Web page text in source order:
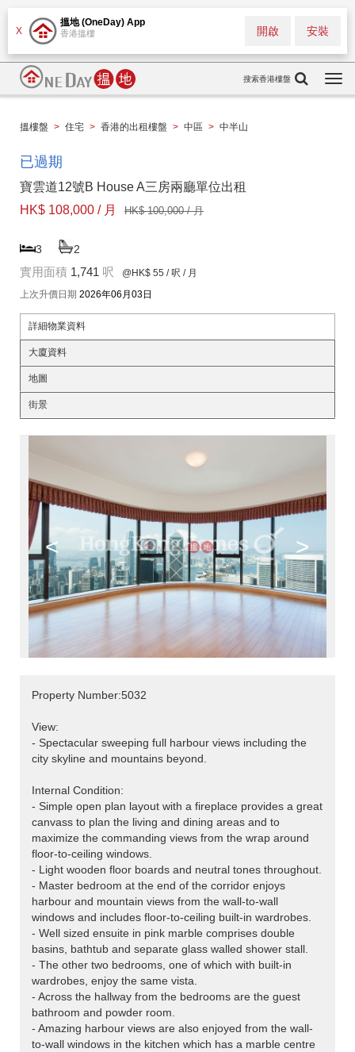
X
搵地 (OneDay) App
香港搵樓 安裝
開啟
搜索香港樓盤
搵樓盤 > 住宅 > 香港的出租樓盤 > 中區 > 中半山
已過期
寶雲道12號B House A三房兩廳單位出租
HK$ 108,000 / 月
HK$ 100,000 / 月
3 2
實用面積 1,741 呎 @HK$ 55 / 呎 / 月
上次升價日期 2026年06月03日
詳細物業資料
大廈資料
地圖
街景
< >
Property Number:5032
View:
- Spectacular sweeping full harbour views including the
city skyline and mountains beyond.
Internal Condition:
- Simple open plan layout with a fireplace provides a great
canvass to plan the living and dining areas and to
maximize the commanding views from the wrap around
floor-to-ceiling windows.
- Light wooden floor boards and neutral tones throughout.
- Master bedroom at the end of the corridor enjoys
harbour and mountain views from the wall-to-wall
windows and includes floor-to-ceiling built-in wardrobes.
- Well sized ensuite in pink marble comprises double
basins, bathtub and separate glass walled shower stall.
- The other two bedrooms, one of which with built-in
wardrobes, enjoy the same vista.
- Across the hallway from the bedrooms are the guest
bathroom and powder room.
- Amazing harbour views are also enjoyed from the wall-
to-wall windows in the kitchen which has a marble centre